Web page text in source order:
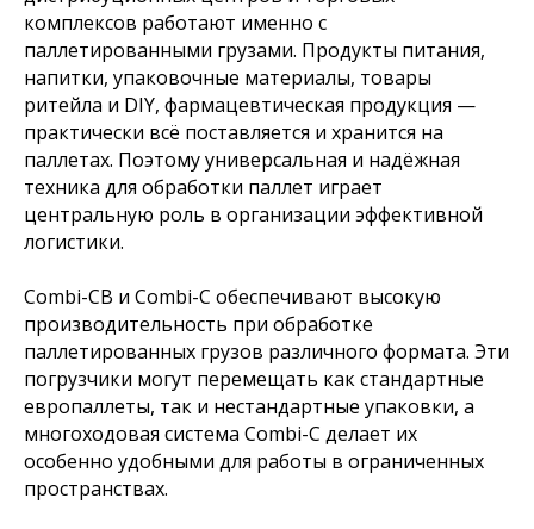
комплексов работают именно с
паллетированными грузами. Продукты питания,
напитки, упаковочные материалы, товары
ритейла и DIY, фармацевтическая продукция —
практически всё поставляется и хранится на
паллетах. Поэтому универсальная и надёжная
техника для обработки паллет играет
центральную роль в организации эффективной
логистики.
Combi-CB и Combi-C обеспечивают высокую
производительность при обработке
паллетированных грузов различного формата. Эти
погрузчики могут перемещать как стандартные
европаллеты, так и нестандартные упаковки, а
многоходовая система Combi-C делает их
особенно удобными для работы в ограниченных
пространствах.